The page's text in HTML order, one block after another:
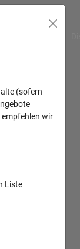
(sofern
wir
Liste